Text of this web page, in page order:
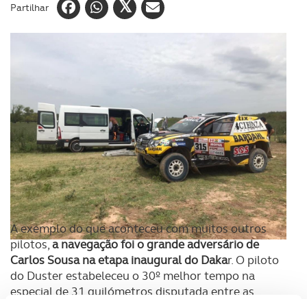
Partilhar
A exemplo do que aconteceu com muitos outros
pilotos,a navegação foi o grande adversário de
Carlos Sousa na etapa inaugural do Dakar. O piloto
do Duster estabeleceu o 30º melhor tempo na
especial de 31 quilómetros disputada entre as